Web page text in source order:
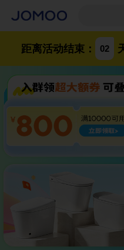
距离活动结束： 02